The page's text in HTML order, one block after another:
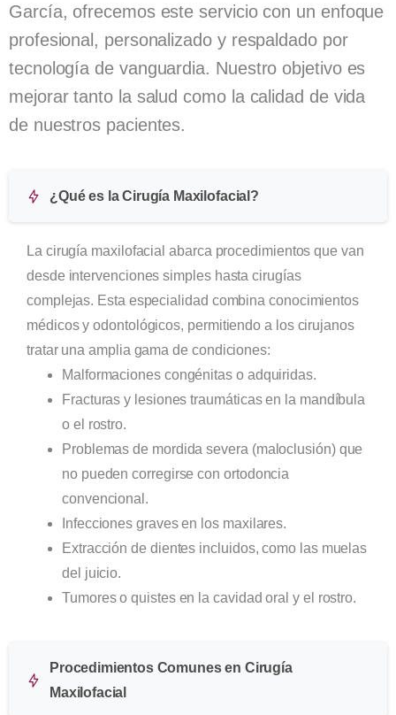
García, ofrecemos este servicio con un enfoque
profesional, personalizado y respaldado por
tecnología de vanguardia. Nuestro objetivo es
mejorar tanto la salud como la calidad de vida
de nuestros pacientes.
¿Qué es la Cirugía Maxilofacial?
La cirugía maxilofacial abarca procedimientos que van
desde intervenciones simples hasta cirugías
complejas. Esta especialidad combina conocimientos
médicos y odontológicos, permitiendo a los cirujanos
tratar una amplia gama de condiciones:
Malformaciones congénitas o adquiridas.
Fracturas y lesiones traumáticas en la mandíbula
o el rostro.
Problemas de mordida severa (maloclusión) que
no pueden corregirse con ortodoncia
convencional.
Infecciones graves en los maxilares.
Extracción de dientes incluidos, como las muelas
del juicio.
Tumores o quistes en la cavidad oral y el rostro.
Procedimientos Comunes en Cirugía
Maxilofacial